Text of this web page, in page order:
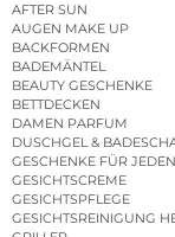
AFTER SUN
AUGEN MAKE UP
BACKFORMEN
BADEMÄNTEL
BEAUTY GESCHENKE
BETTDECKEN
DAMEN PARFUM
DUSCHGEL &
GESCHENKE FÜR
GESICHTSCREME
GESICHTSPFLEGE
GESICHTSREINIGUNG